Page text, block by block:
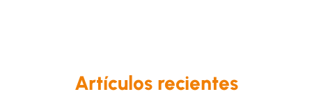
Artículos recientes